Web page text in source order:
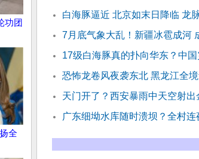
功团
全
白海豚逼近 北京如末日降临 龙
7月底气象大乱！新疆冰雹成河
17级白海豚真的扑向华东？中
恐怖龙卷风夜袭东北 黑龙江全
天门开了？西安暴雨中天空射出
广东细坳水库随时溃坝？全村连